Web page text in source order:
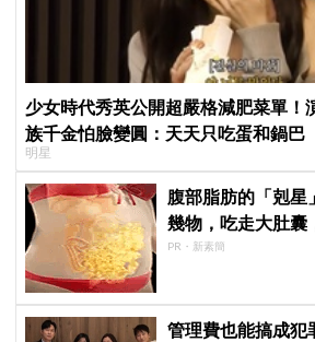
少女時代秀英公開超嚴格減肥菜單！
族千金怕臉變圓：天天只吃蛋和鍋巴
明星
腹部脂肪的「剋星
幾物，吃走大肚囊
PR・新素簡
管理費也能搞成犯